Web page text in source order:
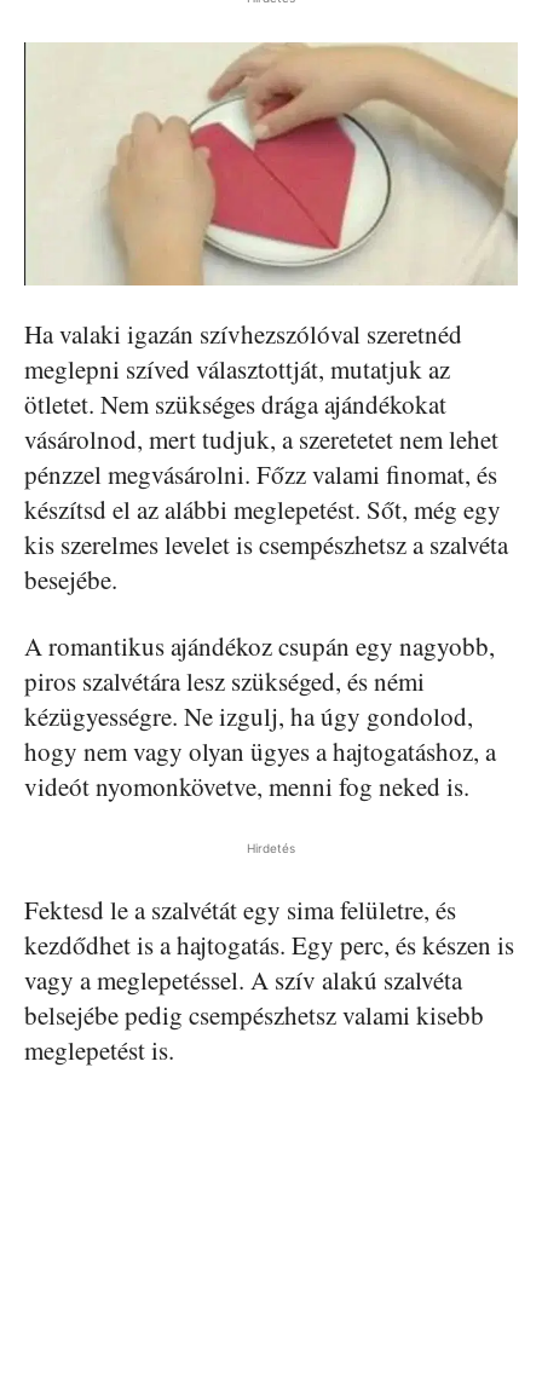
Ha valaki igazán szívhezszólóval szeretnéd
meglepni szíved választottját, mutatjuk az
ötletet. Nem szükséges drága ajándékokat
vásárolnod, mert tudjuk, a szeretetet nem lehet
pénzzel megvásárolni. Főzz valami finomat, és
készítsd el az alábbi meglepetést. Sőt, még egy
kis szerelmes levelet is csempészhetsz a szalvéta
besejébe.
A romantikus ajándékoz csupán egy nagyobb,
piros szalvétára lesz szükséged, és némi
kézügyességre. Ne izgulj, ha úgy gondolod,
hogy nem vagy olyan ügyes a hajtogatáshoz, a
videót nyomonkövetve, menni fog neked is.
Hirdetés
Fektesd le a szalvétát egy sima felületre, és
kezdődhet is a hajtogatás. Egy perc, és készen is
vagy a meglepetéssel. A szív alakú szalvéta
belsejébe pedig csempészhetsz valami kisebb
meglepetést is.